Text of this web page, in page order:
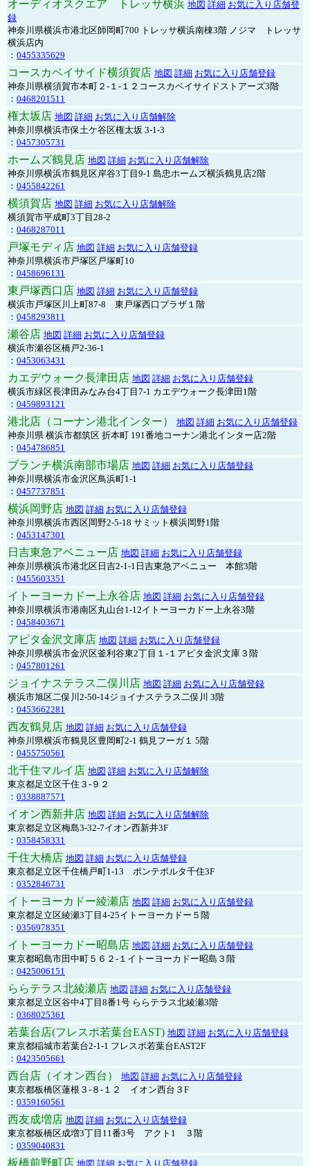
オーディオスクエア トレッサ横浜 地図 詳細 お気に入り店舗登
録
神奈川県横浜市港北区師岡町700 トレッサ横浜南棟3階 ノジマ トレッサ
横浜店内
： 0455335629
コースカベイサイド横須賀店 地図 詳細 お気に入り店舗登録
神奈川県横須賀市本町２-１-１２コースカベイサイドストアーズ3階
： 0468201511
権太坂店 地図 詳細 お気に入り店舗解除
神奈川県横浜市保土ケ谷区権太坂 3-1-3
： 0457305731
ホームズ鶴見店 地図 詳細 お気に入り店舗解除
神奈川県横浜市鶴見区岸谷3丁目9-1 島忠ホームズ横浜鶴見店2階
： 0455842261
横須賀店 地図 詳細 お気に入り店舗解除
横須賀市平成町3丁目28-2
： 0468287011
戸塚モディ店 地図 詳細 お気に入り店舗登録
神奈川県横浜市戸塚区戸塚町10
： 0458696131
東戸塚西口店 地図 詳細 お気に入り店舗登録
横浜市戸塚区川上町87-8 東戸塚西口プラザ１階
： 0458293811
瀬谷店 地図 詳細 お気に入り店舗登録
横浜市瀬谷区橋戸2-36-1
： 0453063431
カエデウォーク長津田店 地図 詳細 お気に入り店舗登録
横浜市緑区長津田みなみ台4丁目7-1 カエデウォーク長津田1階
： 0459893121
港北店（コーナン港北インター） 地図 詳細 お気に入り店舗登録
神奈川県 横浜市都筑区 折本町 191番地コーナン港北インター店2階
： 0454786851
ブランチ横浜南部市場店 地図 詳細 お気に入り店舗登録
神奈川県横浜市金沢区鳥浜町1-1
： 0457737851
横浜岡野店 地図 詳細 お気に入り店舗登録
神奈川県横浜市西区岡野2-5-18 サミット横浜岡野1階
： 0453147301
日吉東急アベニュー店 地図 詳細 お気に入り店舗登録
神奈川県横浜市港北区日吉2-1-1日吉東急アベニュー 本館3階
： 0455603351
イトーヨーカドー上永谷店 地図 詳細 お気に入り店舗登録
神奈川県横浜市港南区丸山台1-12イトーヨーカドー上永谷3階
： 0458403671
アピタ金沢文庫店 地図 詳細 お気に入り店舗登録
神奈川県横浜市金沢区釜利谷東2丁目１-１アピタ金沢文庫３階
： 0457801261
ジョイナステラス二俣川店 地図 詳細 お気に入り店舗登録
横浜市旭区二俣川2-50-14ジョイナステラス二俣川 3階
： 0453662281
西友鶴見店 地図 詳細 お気に入り店舗登録
神奈川県横浜市鶴見区豊岡町2-1 鶴見フーガ１ 5階
： 0455750561
北千住マルイ店 地図 詳細 お気に入り店舗解除
東京都足立区千住３-９２
： 0338887571
イオン西新井店 地図 詳細 お気に入り店舗解除
東京都足立区梅島3-32-7イオン西新井3F
： 0358458331
千住大橋店 地図 詳細 お気に入り店舗登録
東京都足立区千住橋戸町1-13 ポンテポルタ千住3F
： 0352846731
イトーヨーカドー綾瀬店 地図 詳細 お気に入り店舗登録
東京都足立区綾瀬3丁目4-25イトーヨーカドー５階
： 0356978351
イトーヨーカドー昭島店 地図 詳細 お気に入り店舗登録
東京都昭島市田中町５６２-１イトーヨーカドー昭島３階
： 0425006151
ららテラス北綾瀬店 地図 詳細 お気に入り店舗登録
東京都足立区谷中4丁目8番1号 ららテラス北綾瀬3階
： 0368025361
若葉台店(フレスポ若葉台EAST) 地図 詳細 お気に入り店舗登録
東京都稲城市若葉台2-1-1 フレスポ若葉台EAST2F
： 0423505661
西台店（イオン西台） 地図 詳細 お気に入り店舗登録
東京都板橋区蓮根３-８-１２ イオン西台３F
： 0359160561
西友成増店 地図 詳細 お気に入り店舗登録
東京都板橋区成増3丁目11番3号 アクト1 ３階
： 0359040831
板橋前野町店 地図 詳細 お気に入り店舗登録